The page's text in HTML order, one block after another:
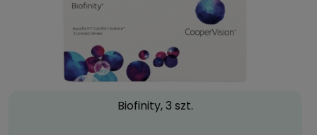
Biofinity, 3 szt.